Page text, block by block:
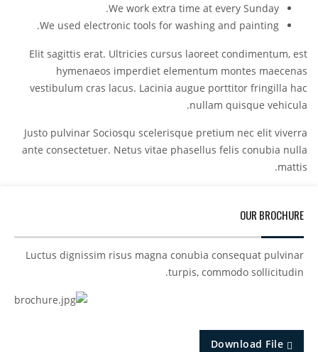
We work extra time at every Sunday.
We used electronic tools for washing and painting.
Elit sagittis erat. Ultricies cursus laoreet condimentum, est
hymenaeos imperdiet elementum montes maecenas
vestibulum cras lacus. Lacinia augue porttitor fringilla hac
nullam quisque vehicula.
Justo pulvinar Sociosqu scelerisque pretium nec elit viverra
ante consectetuer. Netus vitae phasellus felis conubia nulla
mattis.
OUR BROCHURE
Luctus dignissim risus magna conubia consequat pulvinar
turpis, commodo sollicitudin.